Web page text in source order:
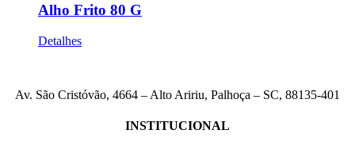
Alho Frito 80 G
Detalhes
Av. São Cristóvão, 4664 – Alto Aririu, Palhoça – SC, 88135-401
INSTITUCIONAL